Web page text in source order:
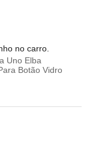
no carro.
Uno Elba
Botão Vidro